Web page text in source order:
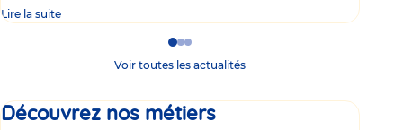
Lire la suite
Go
to
Go
to
Go
to
Voir toutes les actualités
Découvrez nos métiers